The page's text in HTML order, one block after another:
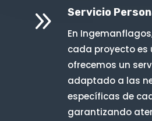
9 Servicio
En
cada proyecto es
ofrecemos un
adaptado a las
específicas de
garantizando